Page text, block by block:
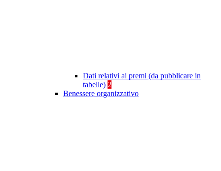
Dati relativi ai premi (da pubblicare in
tabelle) 2
Benessere organizzativo